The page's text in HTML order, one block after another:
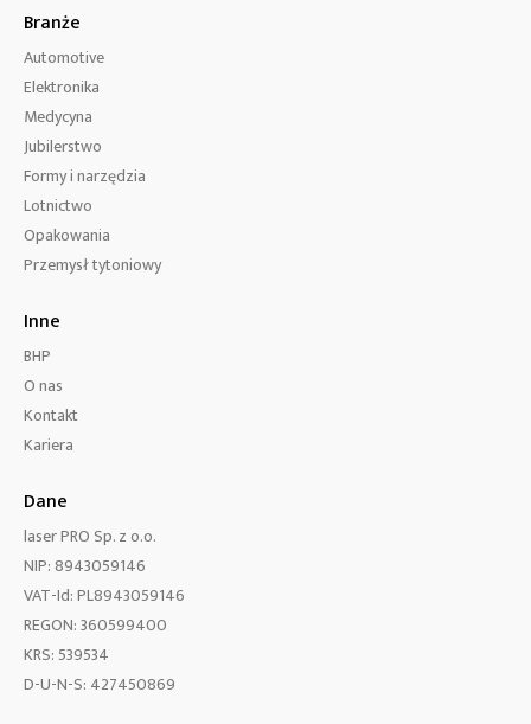
Branże
Automotive
Elektronika
Medycyna
Jubilerstwo
Formy i narzędzia
Lotnictwo
Opakowania
Przemysł tytoniowy
Inne
BHP
O nas
Kontakt
Kariera
Dane
laser PRO Sp. z o.o.
NIP: 8943059146
VAT-Id: PL8943059146
REGON: 360599400
KRS: 539534
D-U-N-S: 427450869